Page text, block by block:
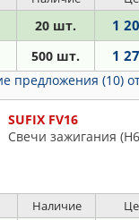
Saab, Suzuki, Volvo
20 шт. 1
500 шт. 1
предложения (10)
SUFIX FV16
Свечи зажигания
Наличие